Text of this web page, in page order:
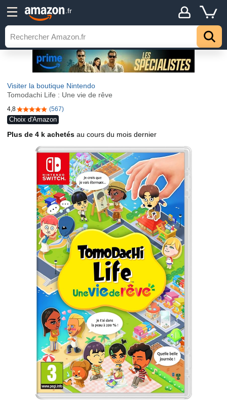
.fr
Visiter la boutique Nintendo
Tomodachi Life : Une vie de rêve
4,84,8 sur 5 étoiles
(567)
Choix d'Amazon
Plus de 4 k achetés au cours du mois dernier